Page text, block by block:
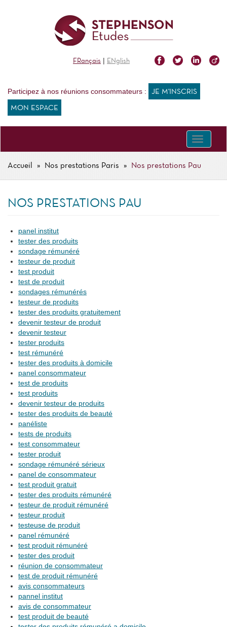
FRançais | ENglish
Participez à nos réunions consommateurs : JE M'INSCRIS
MON ESPACE
Toggle
FIL
D'ARIANE
Accueil Nos prestations Paris Nos prestations Pau
NOS PRESTATIONS PAU
panel institut
tester des produits
sondage rémunéré
testeur de produit
test produit
test de produit
sondages rémunérés
testeur de produits
tester des produits gratuitement
devenir testeur de produit
devenir testeur
tester produits
test rémunéré
tester des produits à domicile
panel consommateur
test de produits
test produits
devenir testeur de produits
tester des produits de beauté
panéliste
tests de produits
test consommateur
tester produit
sondage rémunéré sérieux
panel de consommateur
test produit gratuit
tester des produits rémunéré
testeur de produit rémunéré
testeur produit
testeuse de produit
panel rémunéré
test produit rémunéré
tester des produit
réunion de consommateur
test de produit rémunéré
avis consommateurs
pannel institut
avis de consommateur
test produit de beauté